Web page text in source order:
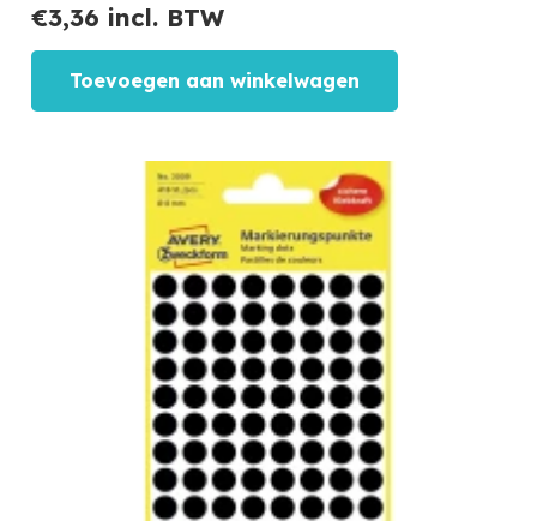
€3,36 incl. BTW
Toevoegen aan winkelwagen